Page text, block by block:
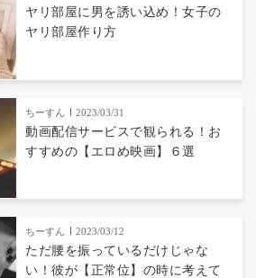
ヤリ部屋に男を誘い込め！女子の
ヤリ部屋作り方
ちーすん 2023/03/31
動画配信サービスで観られる！お
すすめの【エロめ映画】６選
ちーすん 2023/03/12
ただ腰を振っているだけじゃな
い！彼が【正常位】の時に考えて